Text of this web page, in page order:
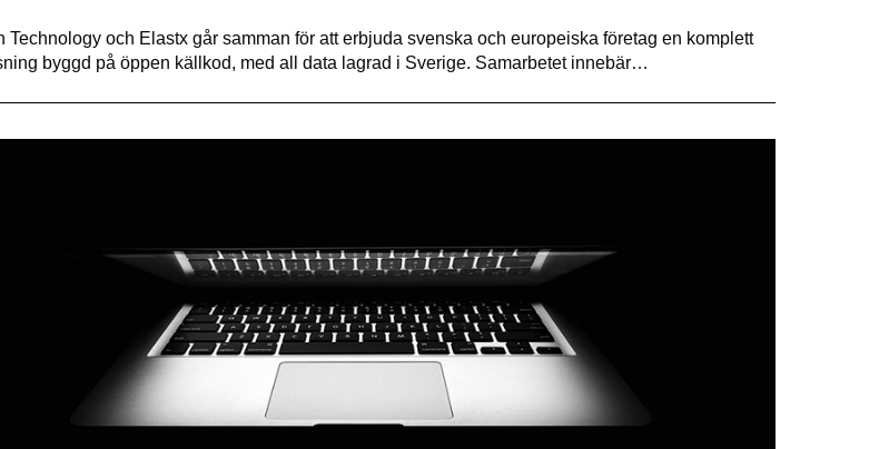
Technology och Elastx går samman för att erbjuda svenska och europeiska företag en komplett
byggd på öppen källkod, med all data lagrad i Sverige. Samarbetet innebär…